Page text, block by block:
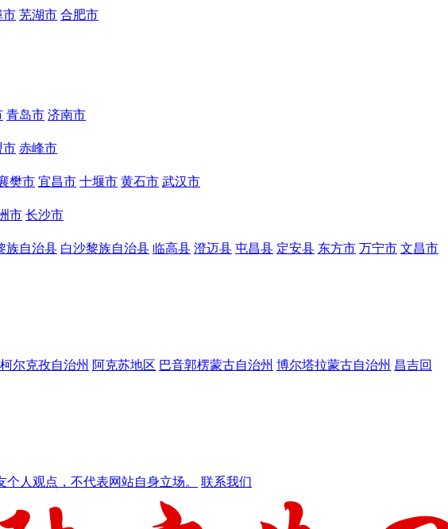
市 芜湖市 合肥市
青岛市 济南市
市 赤峰市
樊市 宜昌市 十堰市 黄石市 武汉市
市 长沙市
族自治县 白沙黎族自治县 临高县 澄迈县 屯昌县 定安县 东方市 万宁市 文昌市
尔克孜自治州 阿克苏地区 巴音郭楞蒙古自治州 博尔塔拉蒙古自治州 昌吉回
人观点，不代表网站自身立场。 联系我们